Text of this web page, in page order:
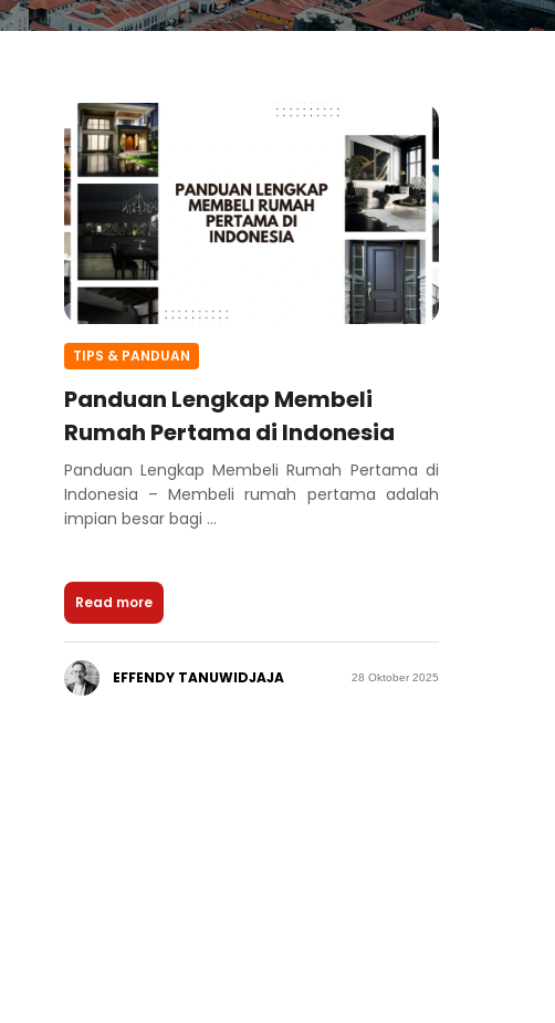
TIPS & PANDUAN
Panduan Lengkap Membeli
Rumah Pertama di Indonesia
Panduan Lengkap Membeli Rumah Pertama di
Indonesia – Membeli rumah pertama adalah
impian besar bagi ...
Read more
EFFENDY TANUWIDJAJA 28 Oktober 2025